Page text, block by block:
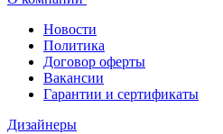
Новости
Политика
Договор оферты
Вакансии
Гарантии и сертификаты
Дизайнеры